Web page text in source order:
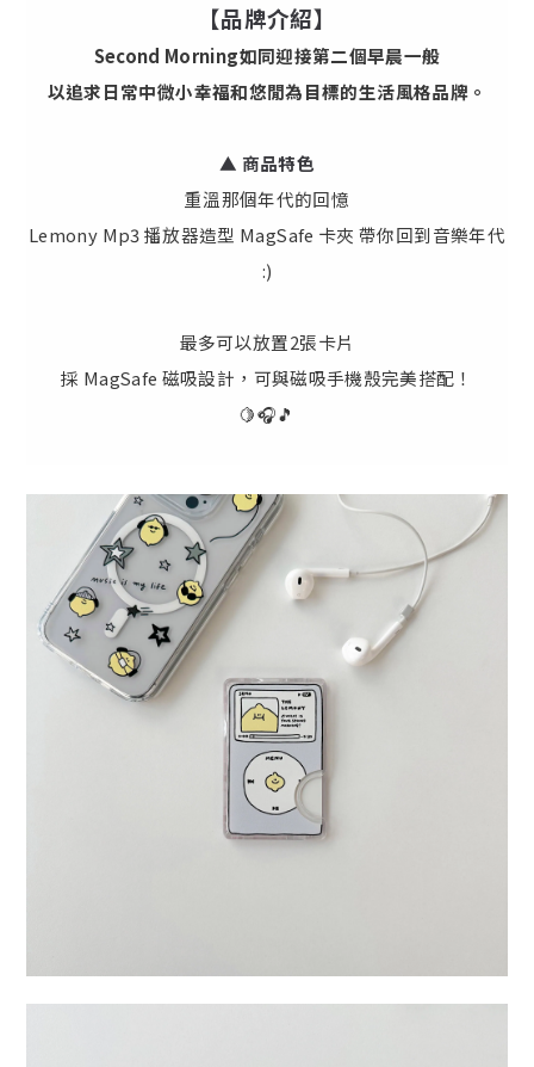
【品牌介紹】
Second Morning如同迎接第二個早晨一般
以追求日常中微小幸福和悠閒為目標的生活風格品牌。
▲ 商品特色
重溫那個年代的回憶
Lemony Mp3 播放器造型 MagSafe 卡夾 帶你回到音樂年代
:)
最多可以放置2張卡片
採 MagSafe 磁吸設計，可與磁吸手機殼完美搭配！
🍋🎧🎵